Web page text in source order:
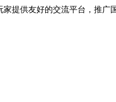
提供友好的交流平台，推广